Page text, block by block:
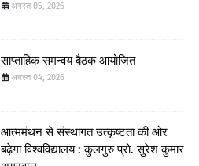
अगस्त 05, 2026
साप्ताहिक समन्वय बैठक आयोजित
अगस्त 04, 2026
आत्ममंथन से संस्थागत उत्कृष्टता की ओर
बढ़ेगा विश्वविद्यालय : कुलगुरु प्रो. सुरेश कुमार